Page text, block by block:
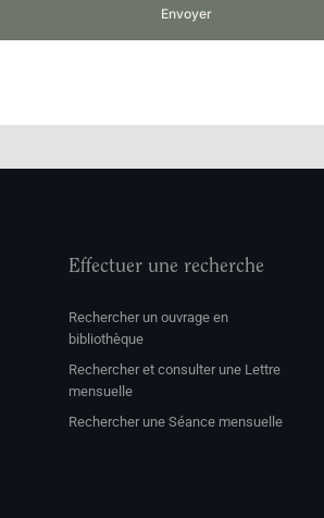
Envoyer
Effectuer une recherche
Rechercher un ouvrage en
bibliothèque
Rechercher et consulter une Lettre
mensuelle
Rechercher une Séance mensuelle